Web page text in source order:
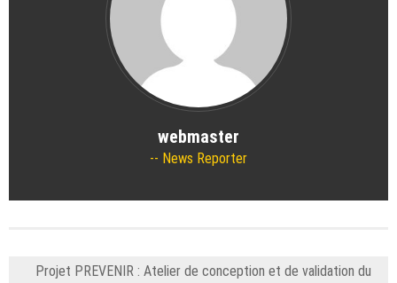
webmaster
News Reporter
Projet PREVENIR : Atelier de conception et de validation du